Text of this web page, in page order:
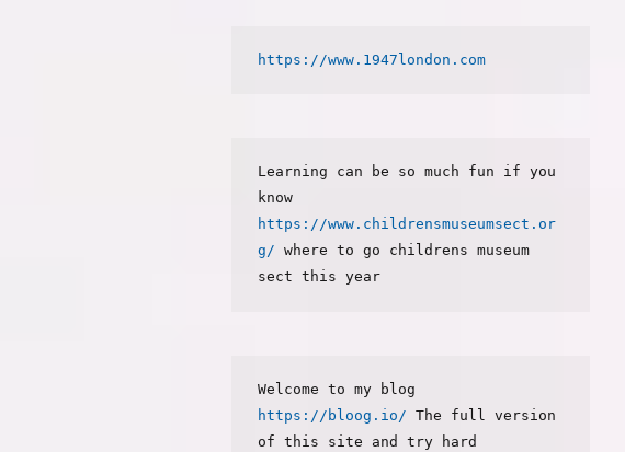
https://www.1947london.com
Learning can be so much fun if you
https://www.childrensmuseumsect.or
g/ where to go childrens museum
sect this year
https://bloog.io/ The full version
of this site and try hard